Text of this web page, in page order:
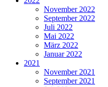
November 2022
September 2022
Juli 2022
Mai 2022
März 2022
Januar 2022
2021
November 2021
September 2021